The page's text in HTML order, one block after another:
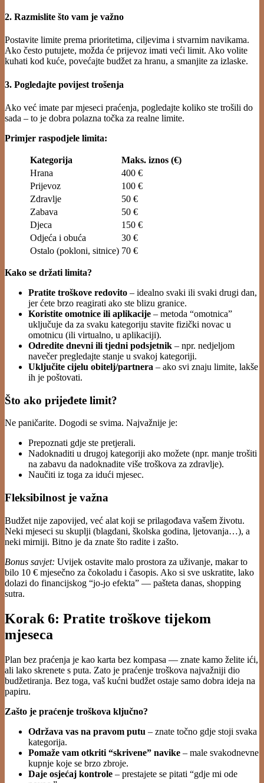
2. Razmislite što vam je važno
Postavite limite prema prioritetima, ciljevima i stvarnim navikama.
Ako često putujete, možda će prijevoz imati veći limit. Ako volite
kuhati kod kuće, povećajte budžet za hranu, a smanjite za izlaske.
3. Pogledajte povijest trošenja
Ako već imate par mjeseci praćenja, pogledajte koliko ste trošili do
sada – to je dobra polazna točka za realne limite.
Primjer raspodjele limita:
Kategorija
Maks. iznos (€)
Hrana
400 €
Prijevoz
100 €
Zdravlje
50 €
Zabava
50 €
Djeca
150 €
Odjeća i obuća
30 €
Ostalo (pokloni, sitnice) 70 €
Kako se držati limita?
Pratite troškove redovito – idealno svaki ili svaki drugi dan,
jer ćete brzo reagirati ako ste blizu granice.
Koristite omotnice ili aplikacije – metoda “omotnica”
uključuje da za svaku kategoriju stavite fizički novac u
omotnicu (ili virtualno, u aplikaciji).
Odredite dnevni ili tjedni podsjetnik – npr. nedjeljom
navečer pregledajte stanje u svakoj kategoriji.
Uključite cijelu obitelj/partnera – ako svi znaju limite, lakše
ih je poštovati.
Što ako prijeđete limit?
Ne paničarite. Dogodi se svima. Najvažnije je:
Prepoznati gdje ste pretjerali.
Nadoknaditi u drugoj kategoriji ako možete (npr. manje trošiti
na zabavu da nadoknadite više troškova za zdravlje).
Naučiti iz toga za idući mjesec.
Fleksibilnost je važna
Budžet nije zapovijed, već alat koji se prilagođava vašem životu.
Neki mjeseci su skuplji (blagdani, školska godina, ljetovanja…), a
neki mirniji. Bitno je da znate što radite i zašto.
Bonus savjet: Uvijek ostavite malo prostora za uživanje, makar to
bilo 10 € mjesečno za čokoladu i časopis. Ako si sve uskratite, lako
dolazi do financijskog “jo-jo efekta” — pašteta danas, shopping
sutra.
Korak 6: Pratite troškove tijekom
mjeseca
Plan bez praćenja je kao karta bez kompasa — znate kamo želite ići,
ali lako skrenete s puta. Zato je praćenje troškova najvažniji dio
budžetiranja. Bez toga, vaš kućni budžet ostaje samo dobra ideja na
papiru.
Zašto je praćenje troškova ključno?
Održava vas na pravom putu – znate točno gdje stoji svaka
kategorija.
Pomaže vam otkriti “skrivene” navike – male svakodnevne
kupnje koje se brzo zbroje.
Daje osjećaj kontrole – prestajete se pitati “gdje mi ode